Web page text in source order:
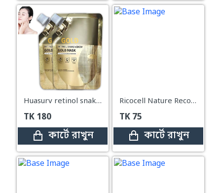
Huasurv retinol snake venom gold mask
TK 180
কার্টে রাখুন
Ricocell Nature Recovery Mask Pack Rice – 23g
TK 75
কার্টে রাখুন